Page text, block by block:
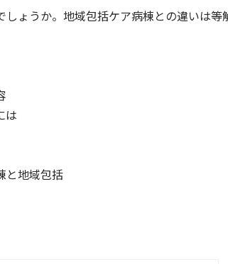
ょうか。地域包括ケア病棟との違いは等
は
と地域包括